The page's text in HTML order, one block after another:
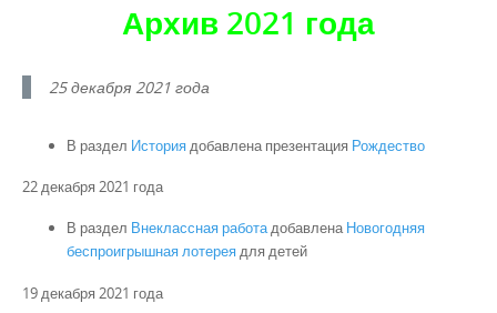
Архив 2021 года
25 декабря 2021 года
В раздел Историядобавлена презентация Рождество
22 декабря 2021 года
В раздел Внеклассная работадобавленаНовогодняя
беспроигрышная лотереядля детей
19 декабря 2021 года